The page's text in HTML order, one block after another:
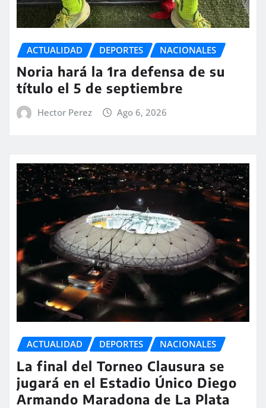
ACTUALIDAD DEPORTES NACIONALES
Noria hará la 1ra defensa de su
título el 5 de septiembre
Hector Perez Ago 6, 2026
ACTUALIDAD DEPORTES NACIONALES
La final del Torneo Clausura se
jugará en el Estadio Único Diego
Armando Maradona de La Plata